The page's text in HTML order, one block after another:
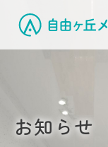
お知らせ